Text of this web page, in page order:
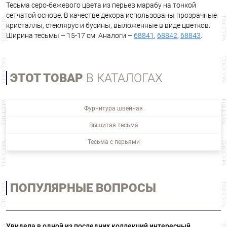
Тесьма серо-бежевого цвета из перьев марабу на тонкой
сетчатой основе. В качестве декора использованы прозрачные
кристаллы, стеклярус и бусины, выложенные в виде цветков.
Ширина тесьмы – 15-17 см. Аналоги – 68841 , 68842, 68843.
ЭТОТ ТОВАР В КАТАЛОГАХ
Фурнитура швейная
Вышитая тесьма
Тесьма с перьями
ПОПУЛЯРНЫЕ ВОПРОСЫ